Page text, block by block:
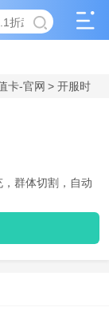
卡-官网 > 开服时
群体切割，自动